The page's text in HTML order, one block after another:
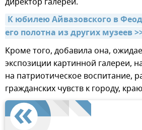
К юбилею Айвазовского в
его полотна из других музеев
Кроме того, добавила она,
экспозиции картинной галереи,
на патриотическое воспитание,
гражданских чувств к городу,